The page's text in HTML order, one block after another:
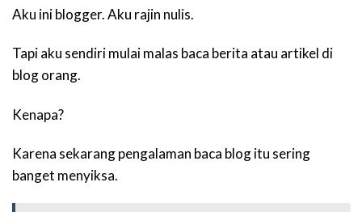
Aku ini blogger. Aku rajin nulis.
Tapi aku sendiri mulai malas baca berita atau artikel di
blog orang.
Kenapa?
Karena sekarang pengalaman baca blog itu sering
banget menyiksa.